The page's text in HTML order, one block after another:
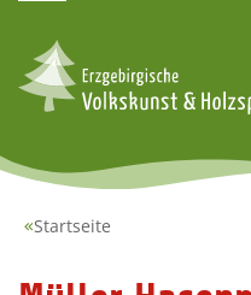
Startseite